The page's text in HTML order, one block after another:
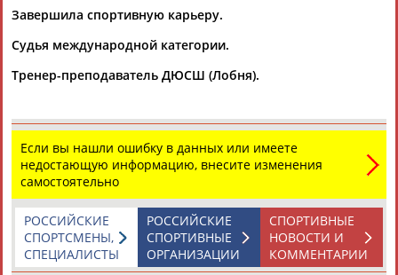
1 2
Выставка "95 лет ГТО"
...программ Благотворительного фонда Владимира
Потанина),
Маргарита
Медведева (менеджер проектов
(Музей спортивной славы ЦСКА),ЖуковаАнастасия
(Проект:Информационное агентство СТАДИОН)
24.04.2026
Назван состав сборной России на ЧЕ по стрельбе
...ний Боровой, Артем Черноусов. Пневматический пистолет,
10м. Юниорки:МаргаритаЛомова, Дарья Лопатина, Регина
Ризванова. ... ...Масленников. Пневматическая винтовка,
10м. Женщины: АннаЖукова, Мария Феклистова.
Завершила спортивную карьеру.
Судья международной категории.
Тренер-преподаватель ДЮСШ (Лобня).
Если вы нашли ошибку в данных или имеете
недостающую информацию, внесите изменения
самостоятельно
СПОРТИВНЫЕ
НОВОСТИ И
КОММЕНТАРИИ
РОССИЙСКИЕ
СПОРТИВНЫЕ
ОРГАНИЗАЦИИ
РОССИЙСКИЕ
СПОРТСМЕНЫ,
СПЕЦИАЛИСТЫ